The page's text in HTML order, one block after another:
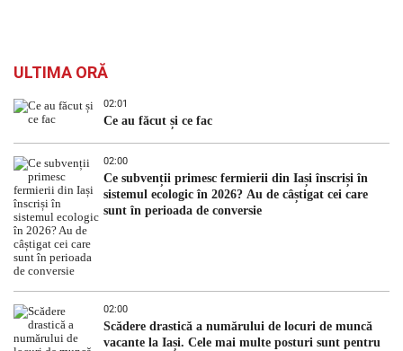
ULTIMA ORĂ
02:01
Ce au făcut și ce fac
02:00
Ce subvenții primesc fermierii din Iași înscriși în
sistemul ecologic în 2026? Au de câștigat cei care
sunt în perioada de conversie
02:00
Scădere drastică a numărului de locuri de muncă
vacante la Iași. Cele mai multe posturi sunt pentru